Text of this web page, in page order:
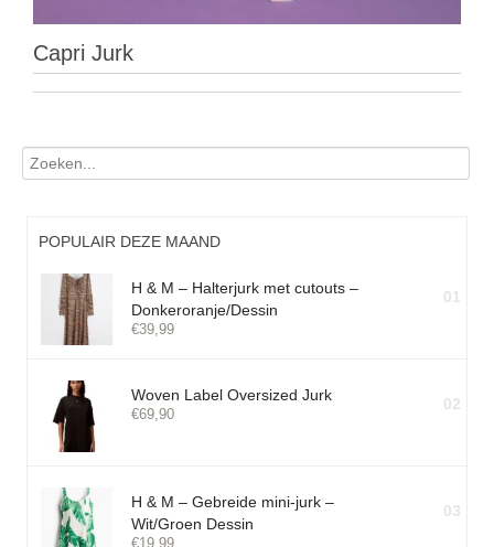
Capri Jurk
POPULAIR DEZE MAAND
H & M – Halterjurk met cutouts –
Donkeroranje/Dessin
€39,99
01
Woven Label Oversized Jurk
€69,90
02
H & M – Gebreide mini-jurk –
Wit/Groen Dessin
€19,99
03